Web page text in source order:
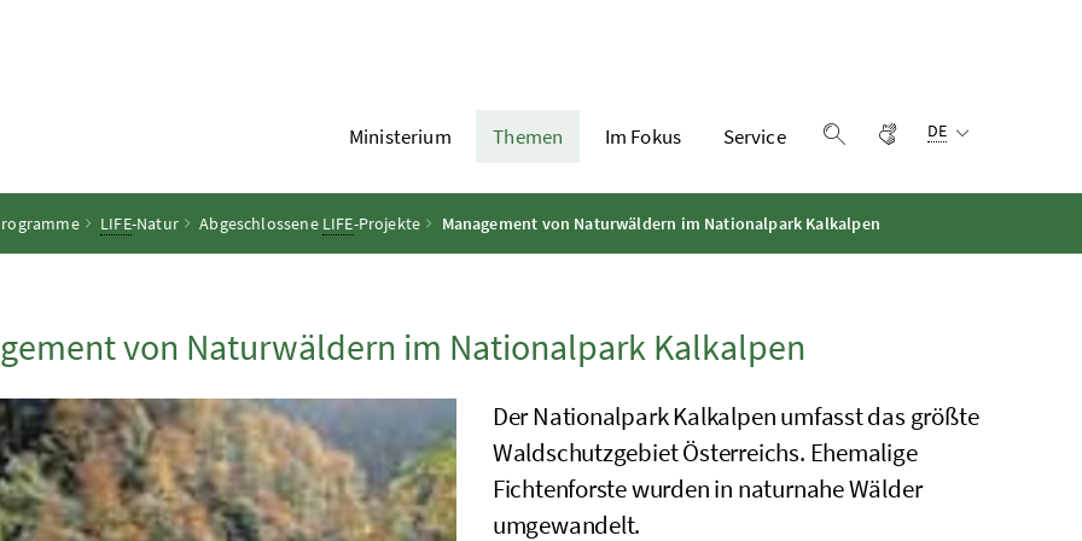
Ministerium Themen Im Fokus
Service
Gebärdensprache
DE
LIFE-Natur Abgeschlossene LIFE-Projekte Management von Naturwäldern im Nationalpark Kalkalpen
von Naturwäldern im Nationalpark Kalkalpen
Der Nationalpark Kalkalpen umfasst das größte
Waldschutzgebiet Österreichs. Ehemalige
Fichtenforste wurden in naturnahe Wälder
umgewandelt.